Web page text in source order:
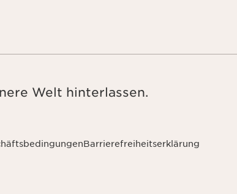
Welt hinterlassen.
Barrierefreiheitserklärung